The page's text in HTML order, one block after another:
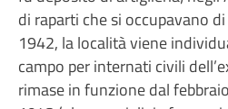
di raparti che si occupavano
1942, la località viene
campo per internati civili
rimase in funzione dal